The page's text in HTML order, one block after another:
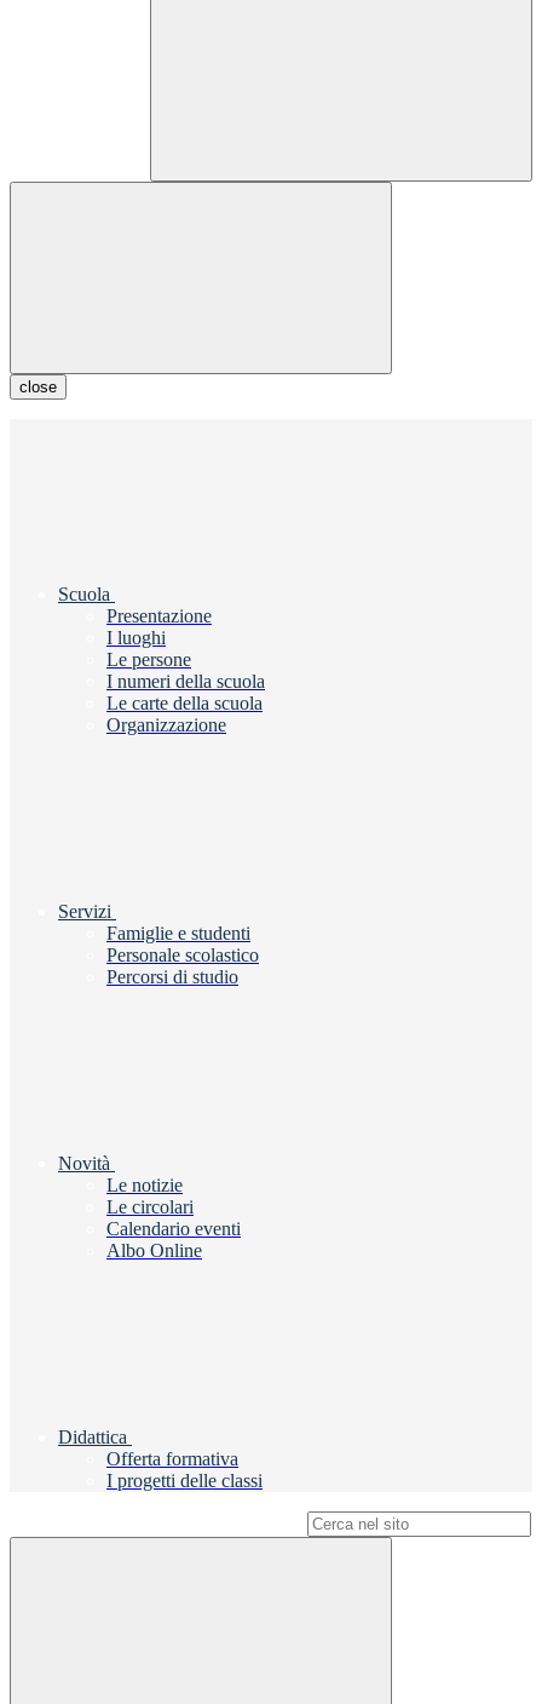
close
Scuola
Presentazione
I luoghi
Le persone
I numeri della scuola
Le carte della scuola
Organizzazione
Servizi
Famiglie e studenti
Personale scolastico
Percorsi di studio
Novità
Le notizie
Le circolari
Calendario eventi
Albo Online
Didattica
Offerta formativa
I progetti delle classi